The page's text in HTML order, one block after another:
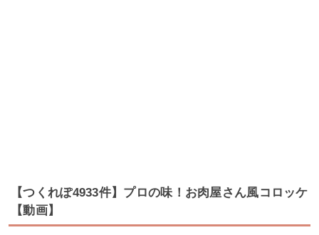
【つくれぽ4933件】プロの味！お肉屋さん風コロッケ
【動画】